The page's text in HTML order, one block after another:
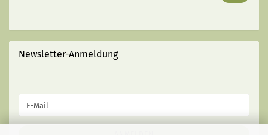
(MIT
STRICHEN):
Newsletter-Anmeldung
ZUR
E-
Mail